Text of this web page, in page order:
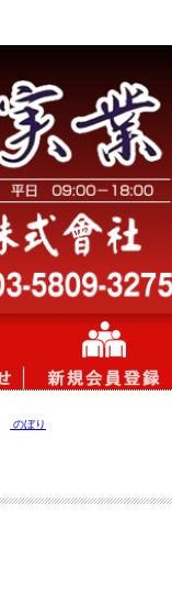
のぼり